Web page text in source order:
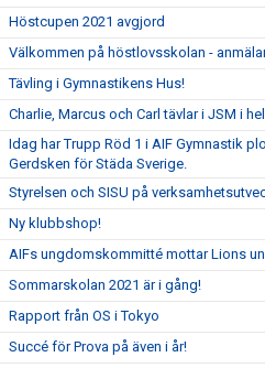
Höstcupen 2021 avgjord
Välkommen på höstlovsskolan -
Tävling i Gymnastikens Hus!
Charlie, Marcus och Carl tävlar i JSM i
Idag har Trupp Röd 1 i AIF Gymnastik
Gerdsken för Städa Sverige.
Styrelsen och SISU på
Ny klubbshop!
AIFs ungdomskommitté mottar Lions
Sommarskolan 2021 är i gång!
Rapport från OS i Tokyo
Succé för Prova på även i år!